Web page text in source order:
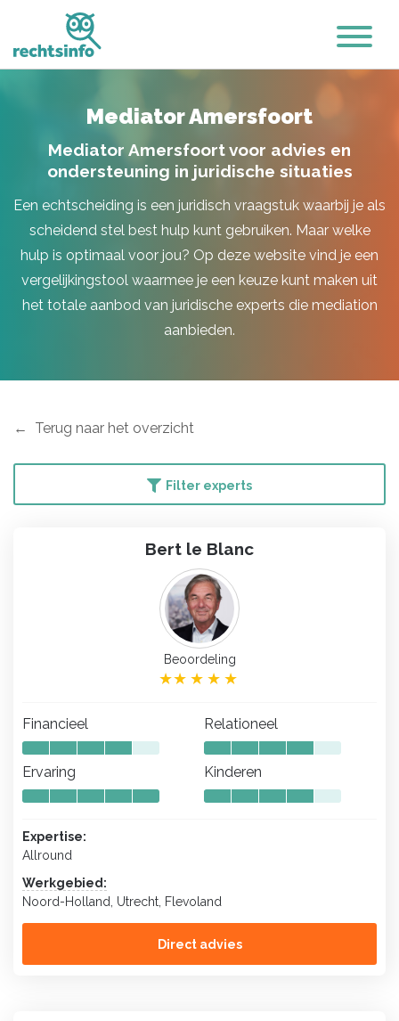
Mediator Amersfoort
Mediator Amersfoort voor advies en
ondersteuning in juridische situaties
Een echtscheiding is een juridisch vraagstuk waarbij je als
scheidend stel best hulp kunt gebruiken. Maar welke
hulp is optimaal voor jou? Op deze website vind je een
vergelijkingstool waarmee je een keuze kunt maken uit
het totale aanbod van juridische experts die mediation
aanbieden.
Terug naar het overzicht
Filter experts
Bert le Blanc
Beoordeling
Financieel Relationeel
Ervaring Kinderen
Expertise:
Allround
Werkgebied:
Noord-Holland, Utrecht, Flevoland
Direct advies